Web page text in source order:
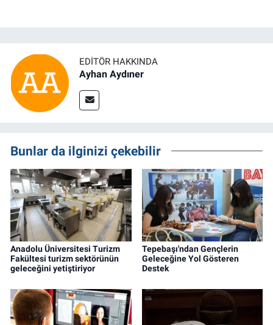
EDITÖR HAKKINDA
Ayhan Aydıner
Bunlar da ilginizi çekebilir
Anadolu Üniversitesi Turizm
Fakültesi turizm sektörünün
geleceğini yetiştiriyor
Tepebaşı'ndan Gençlerin
Geleceğine Yol Gösteren
Destek